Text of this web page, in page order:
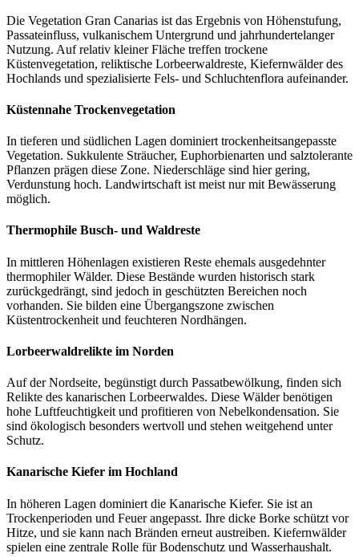
Die Vegetation Gran Canarias ist das Ergebnis von Höhenstufung,
Passateinfluss, vulkanischem Untergrund und jahrhundertelanger
Nutzung. Auf relativ kleiner Fläche treffen trockene
Küstenvegetation, reliktische Lorbeerwaldreste, Kiefernwälder des
Hochlands und spezialisierte Fels- und Schluchtenflora aufeinander.
Küstennahe Trockenvegetation
In tieferen und südlichen Lagen dominiert trockenheitsangepasste
Vegetation. Sukkulente Sträucher, Euphorbienarten und salztolerante
Pflanzen prägen diese Zone. Niederschläge sind hier gering,
Verdunstung hoch. Landwirtschaft ist meist nur mit Bewässerung
möglich.
Thermophile Busch- und Waldreste
In mittleren Höhenlagen existieren Reste ehemals ausgedehnter
thermophiler Wälder. Diese Bestände wurden historisch stark
zurückgedrängt, sind jedoch in geschützten Bereichen noch
vorhanden. Sie bilden eine Übergangszone zwischen
Küstentrockenheit und feuchteren Nordhängen.
Lorbeerwaldrelikte im Norden
Auf der Nordseite, begünstigt durch Passatbewölkung, finden sich
Relikte des kanarischen Lorbeerwaldes. Diese Wälder benötigen
hohe Luftfeuchtigkeit und profitieren von Nebelkondensation. Sie
sind ökologisch besonders wertvoll und stehen weitgehend unter
Schutz.
Kanarische Kiefer im Hochland
In höheren Lagen dominiert die Kanarische Kiefer. Sie ist an
Trockenperioden und Feuer angepasst. Ihre dicke Borke schützt vor
Hitze, und sie kann nach Bränden erneut austreiben. Kiefernwälder
spielen eine zentrale Rolle für Bodenschutz und Wasserhaushalt.